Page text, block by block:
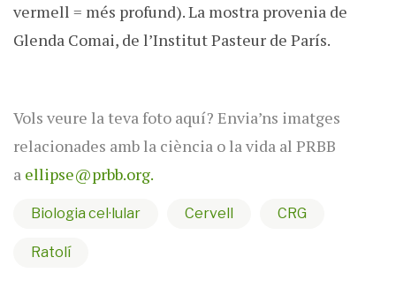
vermell = més profund). La mostra provenia de
Glenda Comai, de l’Institut Pasteur de París.
Vols veure la teva foto aquí? Envia’ns imatges
relacionades amb la ciència o la vida al PRBB
a ellipse@prbb.org.
Biologia cel·lular Cervell CRG
Ratolí